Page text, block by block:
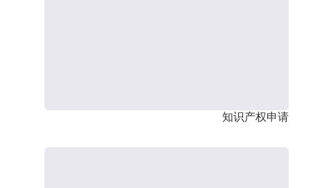
知识产权申请